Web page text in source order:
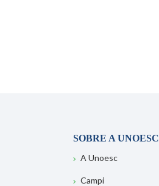
SOBRE A UNOESC
A Unoesc
Campi